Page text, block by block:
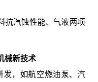
抗汽蚀性能、气液两项
械新技术
发，如航空燃油泵、汽